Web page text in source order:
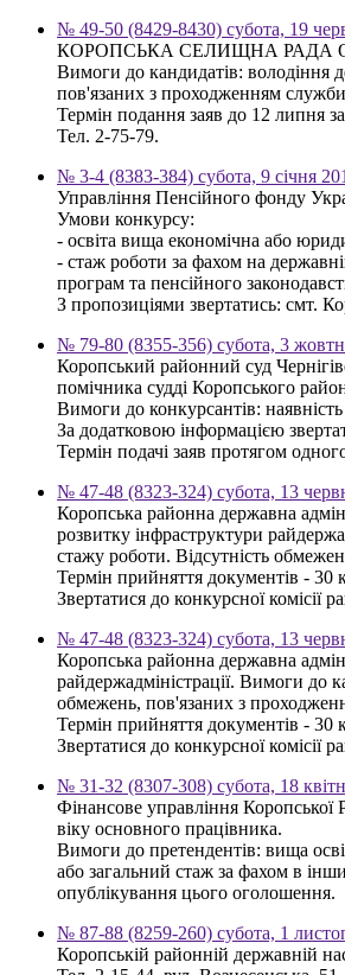
№ 49-50 (8429-8430) субота, 19
КОРОПСЬКА СЕЛИЩНА РАДА
Вимоги до кандидатів: володіння
пов'язаних з проходженням
Термін подання заяв до 12 липня
Тел. 2-75-79.
№ 3-4 (8383-384) субота, 9 січня
Управління Пенсійного фонду
Умови конкурсу:
- освіта вища економічна або
- стаж роботи за фахом на
програм та пенсійного
З пропозиціями звертатись: смт.
№ 79-80 (8355-356) субота, 3
Коропський районний суд
помічника судді Коропського
Вимоги до конкурсантів:
За додатковою інформацією
Термін подачі заяв протягом
№ 47-48 (8323-324) субота, 13
Коропська районна державна
розвитку інфраструктури
стажу роботи. Відсутність
Термін прийняття документів - 30
Звертатися до конкурсної
№ 47-48 (8323-324) субота, 13
Коропська районна державна
райдержадміністрації. Вимоги до
обмежень, пов'язаних з
Термін прийняття документів - 30
Звертатися до конкурсної
№ 31-32 (8307-308) субота, 18
Фінансове управління
віку основного працівника.
Вимоги до претендентів: вища
або загальний стаж за фахом в
опублікування цього оголошення.
№ 87-88 (8259-260) субота, 1
Коропській районній державній